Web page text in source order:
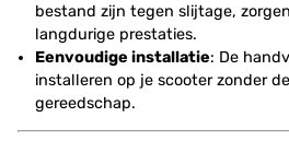
bestand zijn tegen slijtage,
langdurige prestaties.
Eenvoudige installatie: De
installeren op je scooter zonder
gereedschap.